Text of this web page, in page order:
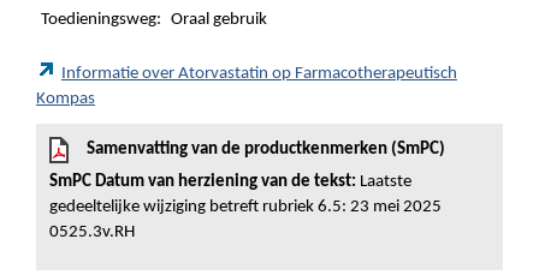
Toedieningsweg: Oraal gebruik
Informatie over Atorvastatin op Farmacotherapeutisch
Kompas
Samenvatting van de productkenmerken (SmPC)
SmPC Datum van herziening van de tekst: Laatste
gedeeltelijke wijziging betreft rubriek 6.5: 23 mei 2025
0525.3v.RH